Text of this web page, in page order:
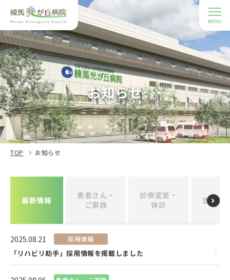
お知らせ
TOP お知らせ
最新情報
患者さん・
ご家族
診療変更・
休診
医療関
2025.08.21 採用情報
「リハビリ助手」採用情報を掲載しました